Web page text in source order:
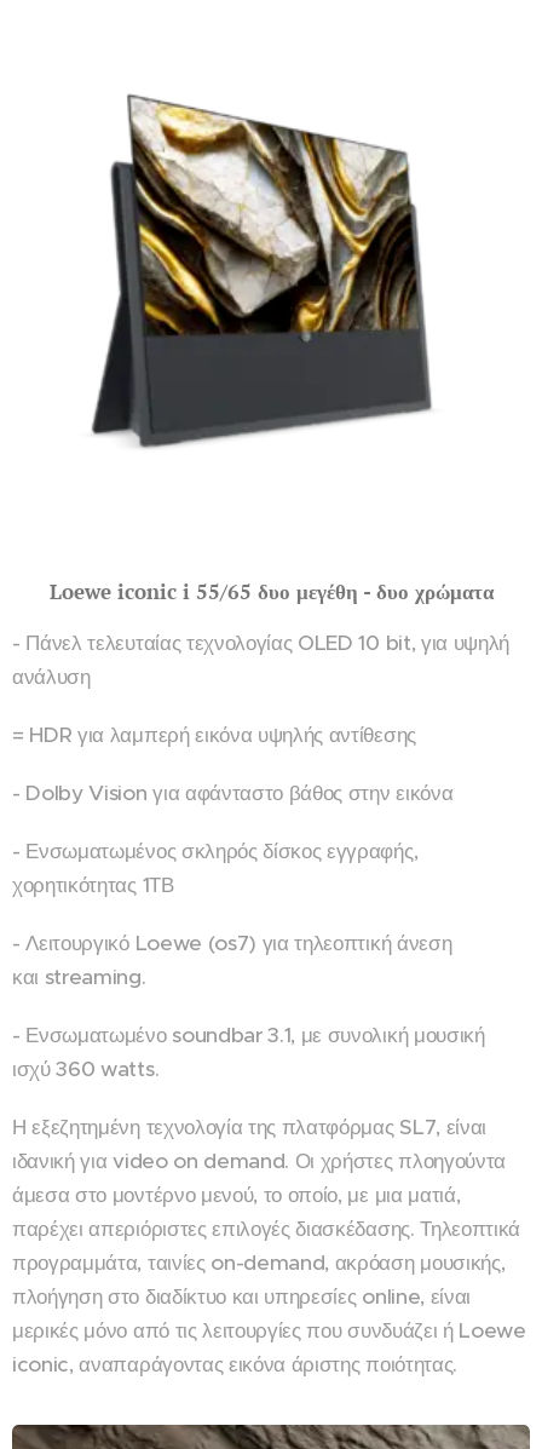
Loewe iconic i 55/65 δυο μεγέθη - δυο χρώματα
- Πάνελ τελευταίας τεχνολογίας OLED 10 bit, για υψηλή
ανάλυση
= HDR για λαμπερή εικόνα υψηλής αντίθεσης
- Dolby Vision για αφάνταστο βάθος στην εικόνα
- Ενσωματωμένος σκληρός δίσκος εγγραφής,
χορητικότητας 1ΤΒ
- Λειτουργικό Loewe (os7) για τηλεοπτική άνεση
και streaming.
- Ενσωματωμένο soundbar 3.1, με συνολική μουσική
ισχύ 360 watts.
Η εξεζητημένη τεχνολογία της πλατφόρμας SL7, είναι
ιδανική για video on demand. Οι χρήστες πλοηγούντα
άμεσα στο μοντέρνο μενού, το οποίο, με μια ματιά,
παρέχει απεριόριστες επιλογές διασκέδασης. Τηλεοπτικά
προγραμμάτα, ταινίες on-demand, ακρόαση μουσικής,
πλοήγηση στο διαδίκτυο και υπηρεσίες online, είναι
μερικές μόνο από τις λειτουργίες που συνδυάζει ή Loewe
iconic, αναπαράγοντας εικόνα άριστης ποιότητας.